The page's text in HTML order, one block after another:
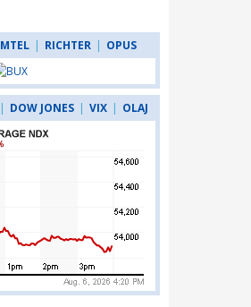
MTEL | RICHTER | OPUS
| DOW JONES | VIX | OLAJ